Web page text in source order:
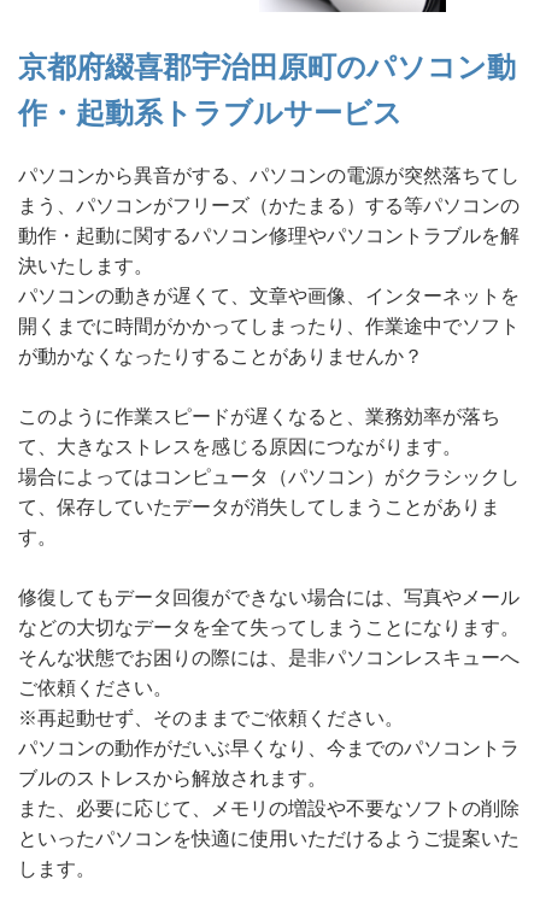
京都府綴喜郡宇治田原町のパソコン動
作・起動系トラブルサービス
パソコンから異音がする、パソコンの電源が突然落ちてし
まう、パソコンがフリーズ（かたまる）する等パソコンの
動作・起動に関するパソコン修理やパソコントラブルを解
決いたします。
パソコンの動きが遅くて、文章や画像、インターネットを
開くまでに時間がかかってしまったり、作業途中でソフト
が動かなくなったりすることがありませんか？
このように作業スピードが遅くなると、業務効率が落ち
て、大きなストレスを感じる原因につながります。
場合によってはコンピュータ（パソコン）がクラシックし
て、保存していたデータが消失してしまうことがありま
す。
修復してもデータ回復ができない場合には、写真やメール
などの大切なデータを全て失ってしまうことになります。
そんな状態でお困りの際には、是非パソコンレスキューへ
ご依頼ください。
※再起動せず、そのままでご依頼ください。
パソコンの動作がだいぶ早くなり、今までのパソコントラ
ブルのストレスから解放されます。
また、必要に応じて、メモリの増設や不要なソフトの削除
といったパソコンを快適に使用いただけるようご提案いた
します。